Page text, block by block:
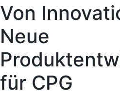
Von
Neue
für CPG